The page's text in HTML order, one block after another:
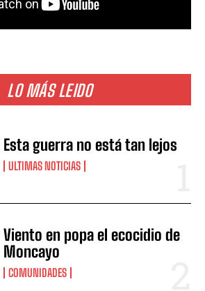
LO MÁS LEIDO
Esta guerra no está tan lejos
ULTIMAS NOTICIAS
Viento en popa el ecocidio de
Moncayo
COMUNIDADES